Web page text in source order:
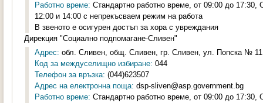
Работно време: Стандартно работно време, от 09:00 до
12:00 и 14:00 с непрекъсваем режим на работа
В звеното е осигурен достъп за хора с увреждания
Дирекция "Социално подпомагане-Сливен"
Адрес: обл. Сливен, общ. Сливен, гр. Сливен, ул. Попска №
Код за междуселищно избиране: 044
Телефон за връзка: (044)623507
Адрес на електронна поща: dsp-sliven@asp.government.bg
Работно време: Стандартно работно време, от 09:00 до